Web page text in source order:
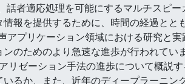
者適応処理を可能にするマルチスピー
報を提供するために、時間の経過とと
アプリケーション領域における研究と実
のためのより急速な進歩が行われてい
ゼーション手法の進歩について概説す
るか、また、近年のディープラーニン